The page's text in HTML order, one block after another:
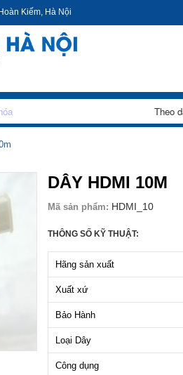
Kiếm, Hà Nội
DÂY HDMI 10M
Mã sản phẩm: HDMI_10
THÔNG SỐ KỸ THUẬT:
Hãng sản xuất
Xuất xứ
Bảo Hành
Loại Dây
Công dụng